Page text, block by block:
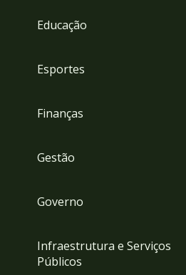
Educação
Esportes
Finanças
Gestão
Governo
Infraestrutura e Serviços
Públicos